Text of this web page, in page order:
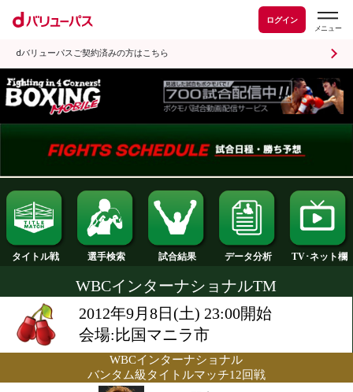
ログイン
dバリューパスご契約済みの方はこちら
タイトル戦 選手検索 試合結果 データ分析
WBCインターナショナルTM
2012年9月8日(土) 23:00開始